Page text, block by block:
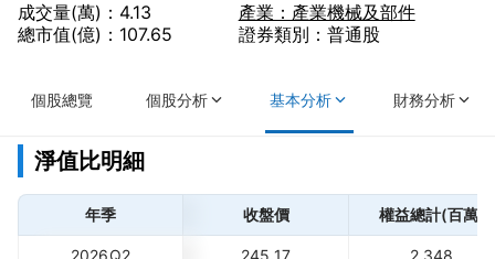
成交量(萬)：4.13
總市值(億)：107.65
產業：產業機械及部件
證券類別：普通股
個股總覽 個股分析 基本分析 財務分析
淨值比明細
年季 收盤價 權益總計(百萬)
2026Q2 245.17 2,348